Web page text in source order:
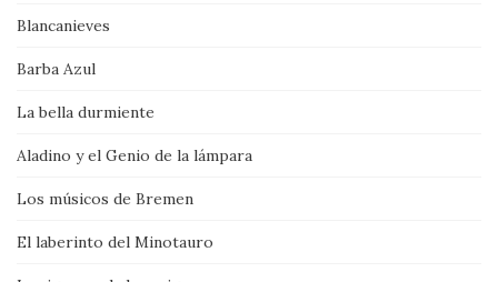
Blancanieves
Barba Azul
La bella durmiente
Aladino y el Genio de la lámpara
Los músicos de Bremen
El laberinto del Minotauro